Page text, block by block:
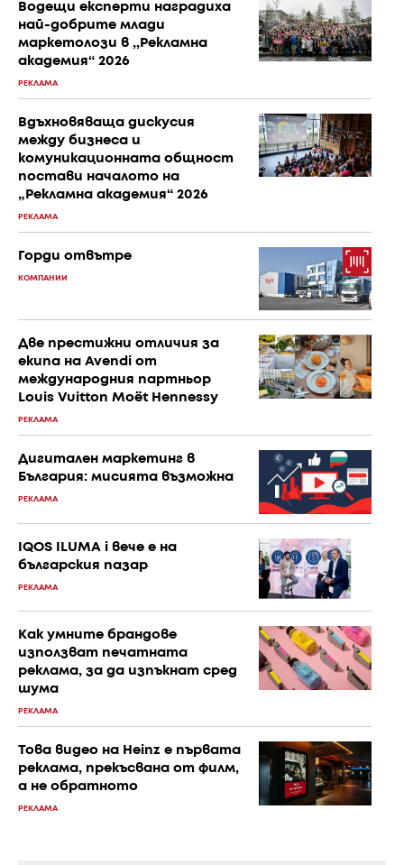
Водещи експерти наградиха
най-добрите млади
маркетолози в ,,Рекламна
академия“ 2026
РЕКЛАМА
Вдъхновяваща дискусия
между бизнеса и
комуникационната общност
постави началото на
„Рекламна академия“ 2026
РЕКЛАМА
Горди отвътре
КОМПАНИИ
Две престижни отличия за
екипа на Avendi от
международния партньор
Louis Vuitton Moët Hennessy
РЕКЛАМА
Дигитален маркетинг в
България: мисията възможна
РЕКЛАМА
IQOS ILUMA i вече е на
българския пазар
РЕКЛАМА
Как умните брандове
използват печатната
реклама, за да изпъкнат сред
шума
РЕКЛАМА
Това видео на Heinz е първата
реклама, прекъсвана от филм,
а не обратното
РЕКЛАМА